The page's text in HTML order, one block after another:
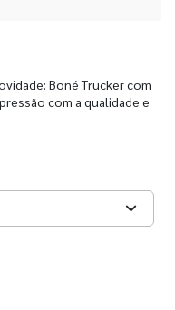
Boné Trucker com
com a qualidade e